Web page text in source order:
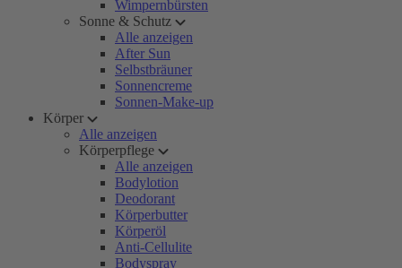
Wimpernbürsten
Sonne & Schutz
Alle anzeigen
After Sun
Selbstbräuner
Sonnencreme
Sonnen-Make-up
Körper
Alle anzeigen
Körperpflege
Alle anzeigen
Bodylotion
Deodorant
Körperbutter
Körperöl
Anti-Cellulite
Bodyspray